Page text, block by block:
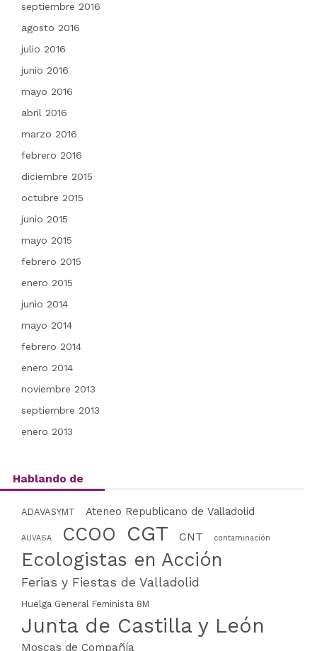
septiembre 2016
agosto 2016
julio 2016
junio 2016
mayo 2016
abril 2016
marzo 2016
febrero 2016
diciembre 2015
octubre 2015
junio 2015
mayo 2015
febrero 2015
enero 2015
junio 2014
mayo 2014
febrero 2014
enero 2014
noviembre 2013
septiembre 2013
enero 2013
Hablando de
ADAVASYMT Ateneo Republicano de Valladolid
AUVASA CCOO CGT CNT contaminación
Ecologistas en Acción
Ferias y Fiestas de Valladolid
Huelga General Feminista 8M
Junta de Castilla y León
Moscas de Compañía